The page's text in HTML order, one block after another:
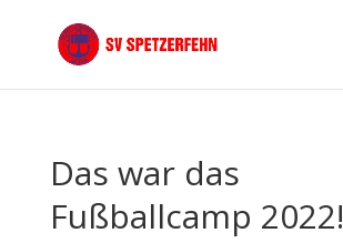
Das war das
Fußballcamp 2022!